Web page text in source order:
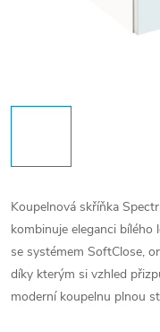
Koupelnová skříňka
kombinuje eleganci
se systémem SoftClose,
díky kterým si vzhled
moderní koupelnu plnou